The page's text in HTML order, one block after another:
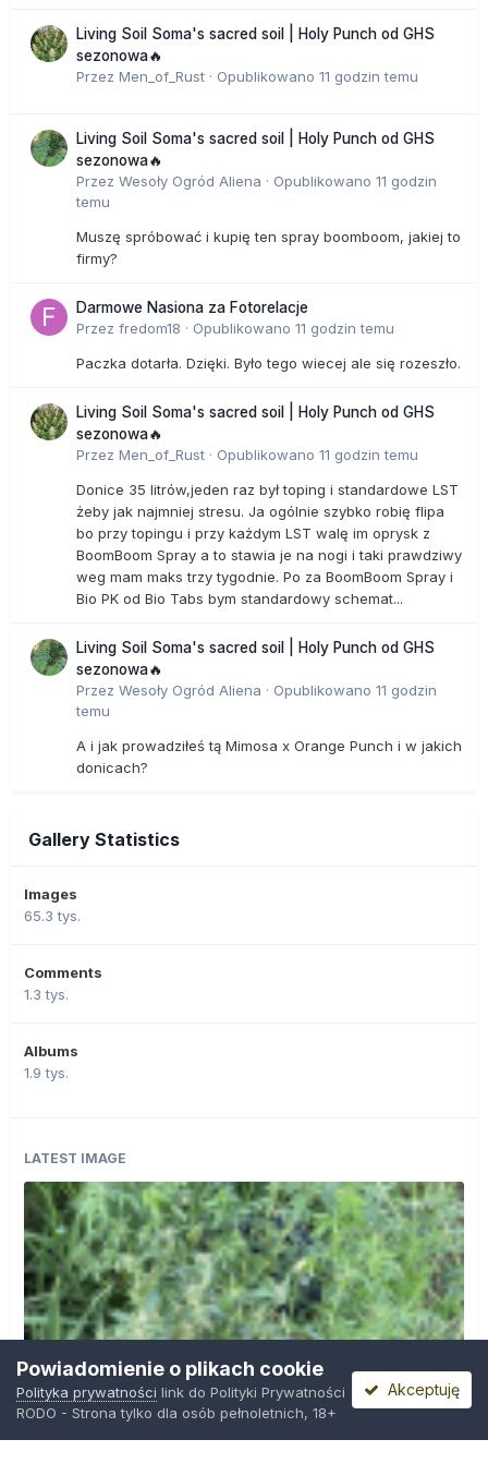
Living Soil Soma's sacred soil | Holy Punch od GHS
sezonowa🔥
Przez Men_of_Rust · Opublikowano 11 godzin temu
Living Soil Soma's sacred soil | Holy Punch od GHS
sezonowa🔥
Przez Wesoły Ogród Aliena · Opublikowano 11 godzin
temu
Muszę spróbować i kupię ten spray boomboom, jakiej to
firmy?
Darmowe Nasiona za Fotorelacje
Przez fredom18 · Opublikowano 11 godzin temu
Paczka dotarła. Dzięki. Było tego wiecej ale się rozeszło.
Living Soil Soma's sacred soil | Holy Punch od GHS
sezonowa🔥
Przez Men_of_Rust · Opublikowano 11 godzin temu
Donice 35 litrów,jeden raz był toping i standardowe LST
żeby jak najmniej stresu. Ja ogólnie szybko robię flipa
bo przy topingu i przy każdym LST walę im oprysk z
BoomBoom Spray a to stawia je na nogi i taki prawdziwy
weg mam maks trzy tygodnie. Po za BoomBoom Spray i
Bio PK od Bio Tabs bym standardowy schemat...
Living Soil Soma's sacred soil | Holy Punch od GHS
sezonowa🔥
Przez Wesoły Ogród Aliena · Opublikowano 11 godzin
temu
A i jak prowadziłeś tą Mimosa x Orange Punch i w jakich
donicach?
Gallery Statistics
Images
65.3 tys.
Comments
1.3 tys.
Albums
1.9 tys.
LATEST IMAGE
Powiadomienie o plikach cookie
Polityka prywatności link do Polityki Prywatności
RODO - Strona tylko dla osób pełnoletnich, 18+
Akceptuję